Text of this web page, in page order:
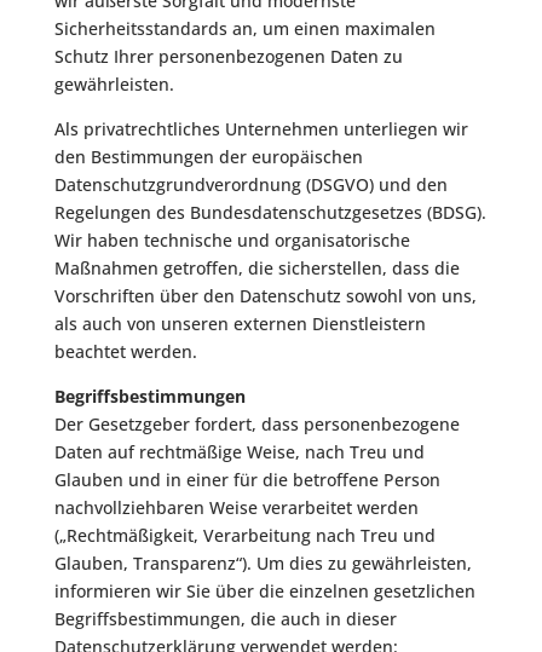
Sicherheitsstandards an, um einen maximalen
Schutz Ihrer personenbezogenen Daten zu
gewährleisten.
Als privatrechtliches Unternehmen unterliegen wir
den Bestimmungen der europäischen
Datenschutzgrundverordnung (DSGVO) und den
Regelungen des Bundesdatenschutzgesetzes (BDSG).
Wir haben technische und organisatorische
Maßnahmen getroffen, die sicherstellen, dass die
Vorschriften über den Datenschutz sowohl von uns,
als auch von unseren externen Dienstleistern
beachtet werden.
Begriffsbestimmungen
Der Gesetzgeber fordert, dass personenbezogene
Daten auf rechtmäßige Weise, nach Treu und
Glauben und in einer für die betroffene Person
nachvollziehbaren Weise verarbeitet werden
(„Rechtmäßigkeit, Verarbeitung nach Treu und
Glauben, Transparenz“). Um dies zu gewährleisten,
informieren wir Sie über die einzelnen gesetzlichen
Begriffsbestimmungen, die auch in dieser
Datenschutzerklärung verwendet werden: